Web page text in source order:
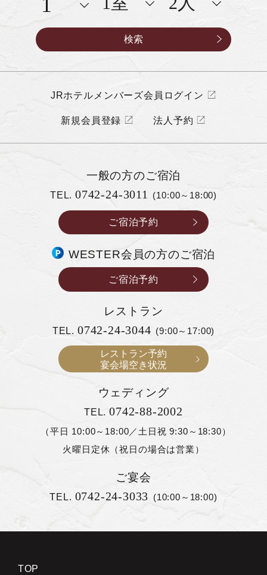
JRホテルメンバーズ会員ログイン
新規会員登録 法人予約
一般の方のご宿泊
TEL. 0742-24-3011 (10:00～18:00)
ご宿泊予約
WESTER会員の方のご宿泊
ご宿泊予約
レストラン
TEL. 0742-24-3044 (9:00～17:00)
レストラン予約
宴会場空き状況
ウェディング
TEL.0742-88-2002
（平日 10:00～18:00／土日祝 9:30～18:30）
火曜日定休（祝日の場合は営業）
ご宴会
TEL. 0742-24-3033 (10:00～18:00)
TOP